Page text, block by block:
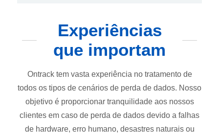
Experiências
que importam
Ontrack tem vasta experiência no tratamento de
todos os tipos de cenários de perda de dados. Nosso
objetivo é proporcionar tranquilidade aos nossos
clientes em caso de perda de dados devido a falhas
de hardware, erro humano, desastres naturais ou